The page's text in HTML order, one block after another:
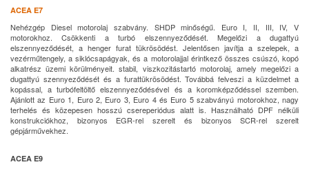
ACEA E7
Nehézgép Diesel motorolaj szabvány. SHDP minőségű. Euro I, II, III, IV, V
motorokhoz. Csökkenti a turbó elszennyeződését. Megelőzi a dugattyú
elszennyeződését, a henger furat tükrösödést. Jelentősen javítja a szelepek, a
vezérműtengely, a siklócsapágyak, és a motorolajjal érintkező összes csúszó, kopó
alkatrész üzemi körülményeit. stabil, viszkozitástartó motorolaj, amely megelőzi a
dugattyú szennyeződését és a furattükrösödést. Továbbá felveszi a küzdelmet a
kopással, a turbófeltöltő elszennyeződésével és a koromképződéssel szemben.
Ajánlott az Euro 1, Euro 2, Euro 3, Euro 4 és Euro 5 szabványú motorokhoz, nagy
terhelés és közepesen hosszú csereperiódus alatt is. Használható DPF nélküli
konstrukciókhoz, bizonyos EGR-rel szerelt és bizonyos SCR-rel szerelt
gépjárművekhez.
ACEA E9